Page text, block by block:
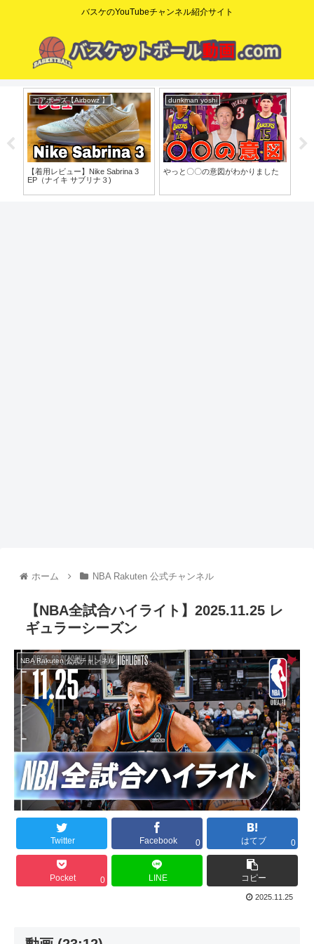
バスケのYouTubeチャンネル紹介サイト
エアボーズ【Airbowz 】
【着用レビュー】Nike Sabrina 3
EP（ナイキ サブリナ３)
dunkman yoshi
やっと〇〇の意図がわかりました
ホーム NBA Rakuten 公式チャンネル
【NBA全試合ハイライト】2025.11.25 レ
ギュラーシーズン
NBA Rakuten 公式チャンネル
Twitter Facebook 0 はてブ 0
Pocket 0 LINE コピー
2025.11.25